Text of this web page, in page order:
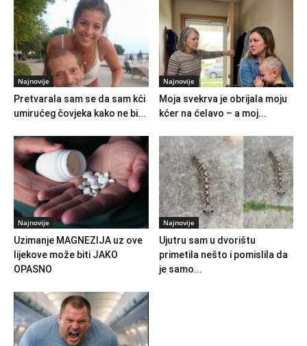
Najnovije
Pretvarala sam se da sam kći
umirućeg čovjeka kako ne bi...
Najnovije
Moja svekrva je obrijala moju
kćer na ćelavo – a moj...
Najnovije
Uzimanje MAGNEZIJA uz ove
lijekove može biti JAKO
OPASNO
Najnovije
Ujutru sam u dvorištu
primetila nešto i pomislila da
je samo...